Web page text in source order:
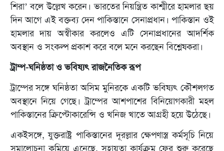
শিরা’ বলে উল্লেখ করেন। ভারতের নিয়ন্ত্রিত কাশ্মীরে হামলার ছয়
দিন আগে এই বক্তব্য দেন পাকিস্তানে সেনাপ্রধান। পাকিস্তান ওই
হামলার দায় অস্বীকার করলেও এটি সেনাপ্রধানের আদর্শিক
অবস্থান ও সংকল্প প্রকাশ করে বলে মনে করছেন বিশ্লেষকরা।
ট্রাম্প-ঘনিষ্ঠতা ও ভবিষ্যৎ রাজনৈতিক রূপ
ট্রাম্পের সঙ্গে ঘনিষ্ঠতা অসিম মুনিরকে একটি ভবিষ্যৎ কৌশলগত
অবস্থানে নিয়ে গেছে। ট্রাম্পের আশপাশের বিনিয়োগকারী মহল
পাকিস্তানের ক্রিপ্টোকারেন্সি ও খনিজ খাতে আগ্রহী হয়ে উঠেছে।
একইসঙ্গে, যুক্তরাষ্ট্র পাকিস্তানের দূরল্লার ক্ষেপণাস্ত্র কর্মসূচি নিয়ে